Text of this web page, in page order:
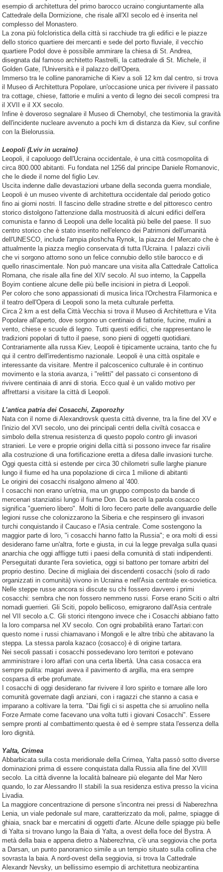
esempio di architettura del primo barocco ucraino congiuntamente alla
Cattedrale della Dormizione, che risale all'XI secolo ed è inserita nel
complesso del Monastero.
La zona più folcloristica della città si racchiude tra gli edifici e le piazze
dello storico quartiere dei mercanti e sede del porto fluviale, il vecchio
quartiere Podol dove è possibile ammirare la chiesa di St. Andrea,
disegnata dal famoso architetto Rastrelli, la cattedrale di St. Michele, il
Golden Gate, l'Università e il palazzo dell'Opera.
Immerso tra le colline panoramiche di Kiev a soli 12 km dal centro, si trova
il Museo di Architettura Popolare, un'occasione unica per rivivere il passato
tra cottage, chiese, fattorie e mulini a vento di legno dei secoli compresi tra
il XVII e il XX secolo.
Infine è doveroso segnalare il Museo di Chernobyl, che testimonia la gravità
dell'incidente nucleare avvenuto a pochi km di distanza da Kiev, sul confine
con la Bielorussia.
Leopoli (Lviv in ucraino)
Leopoli, il capoluogo dell'Ucraina occidentale, è una città cosmopolita di
circa 800.000 abitanti. Fu fondata nel 1256 dal principe Daniele Romanovic,
che le diede il nome del figlio Lev.
Uscita indenne dalle devastazioni urbane della seconda guerra mondiale,
Leopoli è un museo vivente di architettura occidentale dal periodo gotico
fino ai giorni nostri. Il fascino delle stradine strette e del pittoresco centro
storico distolgono l'attenzione dalla mostruosità di alcuni edifici dell'era
comunista e fanno di Leopoli una delle località più belle del paese. Il suo
centro storico che è stato inserito nell'elenco dei Patrimoni dell'umanità
dell'UNESCO, include l'ampia ploshcha Rynok, la piazza del Mercato che è
attualmente la piazza meglio conservata di tutta l'Ucraina. I palazzi civili
che vi sorgono attorno sono un felice connubio dello stile barocco e di
quello rinascimentale. Non può mancare una visita alla Cattedrale Cattolica
Romana, che risale alla fine del XIV secolo. Al suo interno, la Cappella
Boyim contiene alcune delle più belle incisioni in pietra di Leopoli.
Per coloro che sono appassionati di musica lirica l'Orchestra Filarmonica e
il teatro dell'Opera di Leopoli sono la meta culturale perfetta.
Circa 2 km a est della Città Vecchia si trova il Museo di Architettura e Vita
Popolare all'aperto, dove sorgono un centinaio di fattorie, fucine, mulini a
vento, chiese e scuole di legno. Tutti questi edifici, che rappresentano le
tradizioni popolari di tutto il paese, sono pieni di oggetti quotidiani.
Contrariamente alla russa Kiev, Leopoli è tipicamente ucraina, tanto che fu
qui il centro dell'irredentismo nazionale. Leopoli è una città ospitale e
interessante da visitare. Mentre il palcoscenico culturale è in continuo
movimento e la storia avanza, i "relitti" del passato ci consentono di
rivivere centinaia di anni di storia. Ecco qual è un valido motivo per
affrettarsi a visitare la città di Leopoli.
L’antica patria dei Cosacchi, Zaporozhy
Nata con il nome di Alexandrovsk questa città divenne, tra la fine del XV e
l'inizio del XVI secolo, uno dei principali centri della civiltà cosacca e
simbolo della strenua resistenza di questo popolo contro gli invasori
stranieri. Le vere e proprie origini della città si possono invece far risalire
alla costruzione di una fortificazione eretta a difesa dalle invasioni turche.
Oggi questa città si estende per circa 30 chilometri sulle larghe pianure
lungo il fiume ed ha una popolazione di circa 1 milione di abitanti
Le origini dei cosacchi risalgono almeno al '400.
I cosacchi non erano un'etnia, ma un gruppo composto da bande di
mercenari stanziatisi lungo il fiume Don. Da secoli la parola cosacco
significa "guerriero libero". Molti di loro fecero parte delle avanguardie delle
legioni russe che colonizzarono la Siberia e che respinsero gli invasori
turchi conquistando il Caucaso e l'Asia centrale. Come sostengono la
maggior parte di loro, "i cosacchi hanno fatto la Russia"; e ora molti di essi
desiderano farne un'altra, forte e giusta, in cui la legge prevalga sulla quasi
anarchia che oggi affligge tutti i paesi della comunità di stati indipendenti.
Perseguitati durante l'era sovietica, oggi si battono per tornare arbitri del
proprio destino. Decine di migliaia dei discendenti cosacchi (solo di rado
organizzati in comunità) vivono in Ucraina e nell'Asia centrale ex-sovietica.
Nelle steppe russe ancora si discute su chi fossero davvero i primi
cosacchi: sembra che non fossero nemmeno russi. Forse erano Sciti o altri
nomadi guerrieri. Gli Sciti, popolo bellicoso, emigrarono dall'Asia centrale
nel VII secolo a.C. Gli storici ritengono invece che i Cosacchi abbiano fatto
la loro comparsa nel XV secolo. Con ogni probabilità erano Tartari:con
questo nome i russi chiamavano i Mongoli e le altre tribù che abitavano la
steppa. La stessa parola kazaco (cosacco) è di origine tartara.
Nei secoli passati i cosacchi possedevano loro territori e potevano
amministrare i loro affari con una certa libertà. Una casa cosacca era
sempre pulita: magari aveva il pavimento di argilla, ma era sempre
cosparsa di erbe profumate.
I cosacchi di oggi desiderano far rivivere il loro spirito e tornare alle loro
comunità governate dagli anziani, con i ragazzi che stanno a casa e
imparano a coltivare la terra. "Dai figli ci si aspetta che si arruolino nella
Forze Armate come facevano una volta tutti i giovani Cosacchi". Essere
sempre pronti al combattimento:questa è ed è sempre stata l'essenza della
loro dignità.
Yalta, Crimea
Abbarbicata sulla costa meridionale della Crimea, Yalta passò sotto diverse
dominazioni prima di essere conquistata dalla Russia alla fine del XVIII
secolo. La città divenne la località balneare più elegante del Mar Nero
quando, lo zar Alessandro II stabilì la sua residenza estiva presso la vicina
Livadia.
La maggiore concentrazione di persone s'incontra nei pressi di Naberezhna
Lenia, un viale pedonale sul mare, caratterizzato da moli, palme, spiagge di
ghiaia, snack bar e mercatini di oggetti d'arte. Alcune delle spiagge più belle
di Yalta si trovano lungo la Baia di Yalta, a ovest della foce del Bystra. A
metà della baia e appena dietro a Naberezhna, c'è una seggiovia che porta
a Darsan, un punto panoramico simile a un tempio situato sulla collina che
sovrasta la baia. A nord-ovest della seggiovia, si trova la Cattedrale
Alexandr Nevsky, un bellissimo esempio di architettura neobizantina